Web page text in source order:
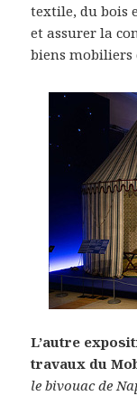
textile, du bois
et assurer la
biens
L’autre
travaux du
le bivouac de